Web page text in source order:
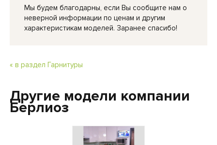
Мы будем благодарны, если Вы сообщите нам о
неверной информации по ценам и другим
характеристикам моделей. Заранее спасибо!
« в раздел Гарнитуры
Другие модели компании
Берлиоз